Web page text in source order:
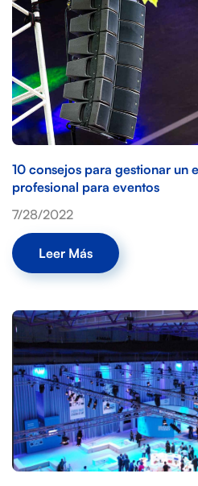
10 consejos para gestionar un
profesional para eventos
7/28/2022
Leer Más